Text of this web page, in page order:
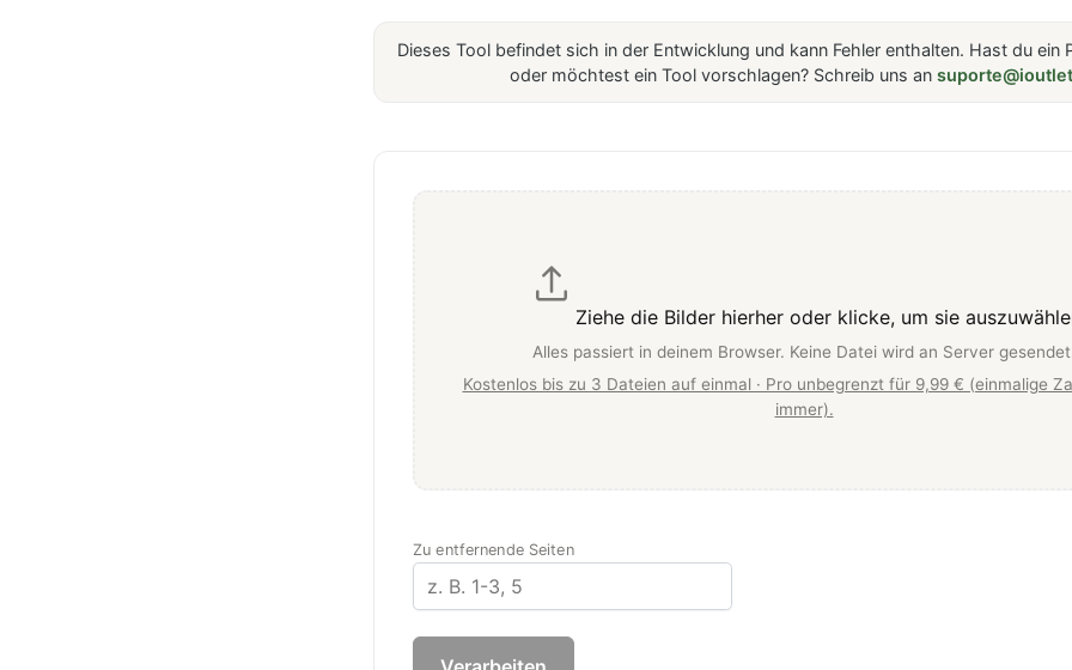
Dieses Tool befindet sich in der Entwicklung und kann Fehler enthalten. Hast du ein
oder möchtest ein Tool vorschlagen? Schreib uns an
Ziehe die Bilder hierher oder klicke, um sie
Alles passiert in deinem Browser. Keine Datei wird an Server
Kostenlos bis zu 3 Dateien auf einmal · Pro unbegrenzt für 9,99 € (einmalige
immer).
Zu entfernende Seiten